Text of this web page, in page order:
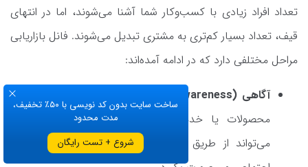
تعداد افراد زیادی با کسب‌وکار شما آشنا می‌شوند، اما در انتهای
قیف، تعداد بسیار کم‌تری به مشتری تبدیل می‌شوند. فانل بازاریابی
مراحل مختلفی دارد که در ادامه آمده‌اند:
آگاهی (Awareness):
در این مرحله، افراد برای اولین‌بار با
محصولات یا خدمات شما آشنا می‌شوند. این آشنایی
می‌تواند از طریق تبلیغات، محتواهای رایگان، شبکه‌های
ساخت سایت بدون کد نویسی با ۵۰٪ تخفیف،
مدت محدود
شروع + تست رایگان